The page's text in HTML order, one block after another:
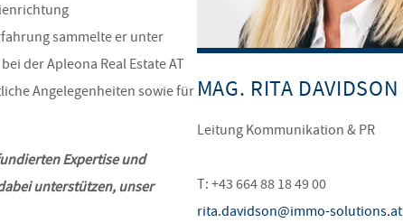
sammelte er unter
der Apleona Real Estate AT
Angelegenheiten sowie für
Expertise und
unterstützen, unser
MAG. RITA DAVIDSON
Leitung Kommunikation & PR
T: +43 664 88 18 49 00
rita.davidson@immo-solutions.at